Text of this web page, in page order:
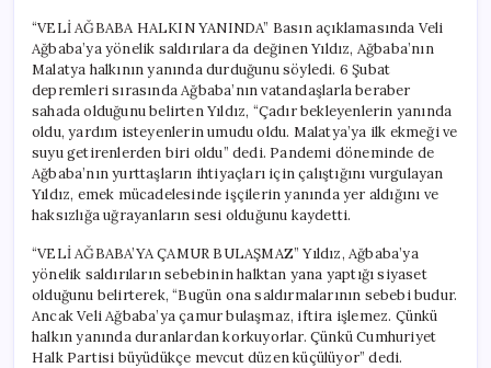
“VELİ AĞBABA HALKIN YANINDA” Basın açıklamasında Veli
Ağbaba’ya yönelik saldırılara da değinen Yıldız, Ağbaba’nın
Malatya halkının yanında durduğunu söyledi. 6 Şubat
depremleri sırasında Ağbaba’nın vatandaşlarla beraber
sahada olduğunu belirten Yıldız, “Çadır bekleyenlerin yanında
oldu, yardım isteyenlerin umudu oldu. Malatya’ya ilk ekmeği ve
suyu getirenlerden biri oldu” dedi. Pandemi döneminde de
Ağbaba’nın yurttaşların ihtiyaçları için çalıştığını vurgulayan
Yıldız, emek mücadelesinde işçilerin yanında yer aldığını ve
haksızlığa uğrayanların sesi olduğunu kaydetti.
“VELİ AĞBABA’YA ÇAMUR BULAŞMAZ” Yıldız, Ağbaba’ya
yönelik saldırıların sebebinin halktan yana yaptığı siyaset
olduğunu belirterek, “Bugün ona saldırmalarının sebebi budur.
Ancak Veli Ağbaba’ya çamur bulaşmaz, iftira işlemez. Çünkü
halkın yanında duranlardan korkuyorlar. Çünkü Cumhuriyet
Halk Partisi büyüdükçe mevcut düzen küçülüyor” dedi.